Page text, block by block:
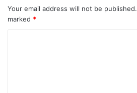
Your email address will not be published.
marked *